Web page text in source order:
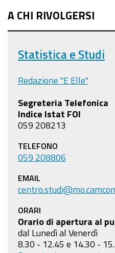
A CHI RIVOLGERSI
Statistica e Studi
Redazione "E Elle"
Segreteria Telefonica
Indice Istat FOI
059 208213
TELEFONO
059 208806
EMAIL
ORARI
Orario di apertura al
dal Lunedì al Venerdì
8.30 - 12.45 e 14.30 -